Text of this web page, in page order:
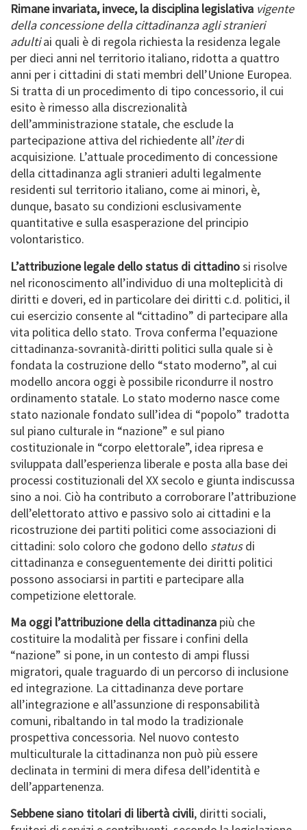
Rimane invariata, invece, la disciplina legislativa vigente
della concessione della cittadinanza agli stranieri
adultiai quali è di regola richiesta la residenza legale
per dieci anni nel territorio italiano, ridotta a quattro
anni per i cittadini di stati membri dell’Unione Europea.
Si tratta di un procedimento di tipo concessorio, il cui
esito è rimesso alla discrezionalità
dell’amministrazione statale, che esclude la
partecipazione attiva del richiedente all’iterdi
acquisizione. L’attuale procedimento di concessione
della cittadinanza agli stranieri adulti legalmente
residenti sul territorio italiano, come ai minori, è,
dunque, basato su condizioni esclusivamente
quantitative e sulla esasperazione del principio
volontaristico.
L’attribuzione legale dello status di cittadinosi risolve
nel riconoscimento all’individuo di una molteplicità di
diritti e doveri, ed in particolare dei diritti c.d. politici, il
cui esercizio consente al “cittadino” di partecipare alla
vita politica dello stato. Trova conferma l’equazione
cittadinanza-sovranità-diritti politici sulla quale si è
fondata la costruzione dello “stato moderno”, al cui
modello ancora oggi è possibile ricondurre il nostro
ordinamento statale. Lo stato moderno nasce come
stato nazionale fondato sull’idea di “popolo” tradotta
sul piano culturale in “nazione” e sul piano
costituzionale in “corpo elettorale”, idea ripresa e
sviluppata dall’esperienza liberale e posta alla base dei
processi costituzionali del XX secolo e giunta indiscussa
sino a noi. Ciò ha contributo a corroborare l’attribuzione
dell’elettorato attivo e passivo solo ai cittadini e la
ricostruzione dei partiti politici come associazioni di
cittadini: solo coloro che godono dello statusdi
cittadinanza e conseguentemente dei diritti politici
possono associarsi in partiti e partecipare alla
competizione elettorale.
Ma oggi l’attribuzione della cittadinanza più che
costituire la modalità per fissare i confini della
“nazione” si pone, in un contesto di ampi flussi
migratori, quale traguardo di un percorso di inclusione
ed integrazione. La cittadinanza deve portare
all’integrazione e all’assunzione di responsabilità
comuni, ribaltando in tal modo la tradizionale
prospettiva concessoria. Nel nuovo contesto
multiculturale la cittadinanza non può più essere
declinata in termini di mera difesa dell’identità e
dell’appartenenza.
Sebbene siano titolari di libertà civili, diritti sociali,